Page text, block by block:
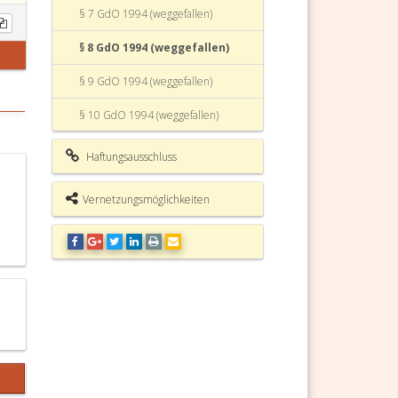
§ 7 GdO 1994 (weggefallen)
§ 8 GdO 1994 (weggefallen)
§ 9 GdO 1994 (weggefallen)
§ 10 GdO 1994 (weggefallen)
§ 11 GdO 1994 (weggefallen)
§ 12 GdO 1994 (weggefallen)
§ 13 GdO 1994 (weggefallen)
§ 14 GdO 1994 (weggefallen)
Haftungsausschluss
Vernetzungsmöglichkeiten